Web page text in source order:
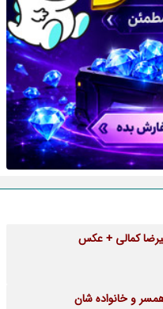
کمالی + عکس
همسر و خانواده شان